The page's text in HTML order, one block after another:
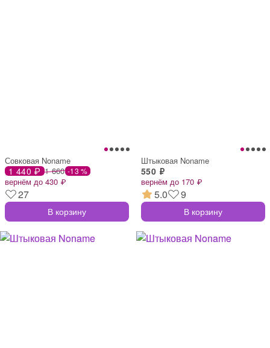
Совковая Noname
1 440 ₽ 1 660 -13 %
вернём до 430 ₽
27
В корзину
Штыковая Noname
550 ₽
вернём до 170 ₽
5.0 9
В корзину